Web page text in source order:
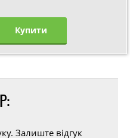
Купити
Залиште відгук